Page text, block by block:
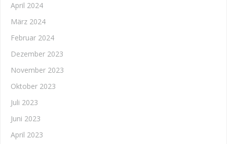
April 2024
März 2024
Februar 2024
Dezember 2023
November 2023
Oktober 2023
Juli 2023
Juni 2023
April 2023